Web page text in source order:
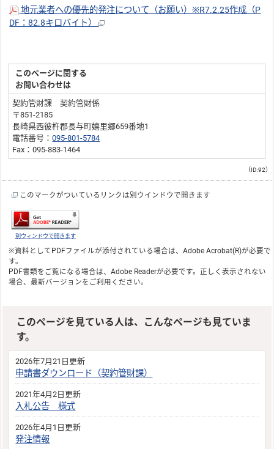
地元業者への優先的発注について（お願い）※R7.2.25作成（P
DF：82.8キロバイト）
このページに関する
お問い合わせは
契約管財課 契約管財係
〒851-2185
長崎県西彼杵郡長与町嬉里郷659番地1
電話番号：095-801-5784
Fax：095-883-1464
（ID:92）
このマークがついているリンクは別ウインドウで開きます
別ウィンドウで開きます
※資料としてPDFファイルが添付されている場合は、Adobe Acrobat(R)が必要で
す。
PDF書類をご覧になる場合は、Adobe Readerが必要です。正しく表示されない
場合、最新バージョンをご利用ください。
このページを見ている人は、こんなページも見ていま
す。
2026年7月21日更新
申請書ダウンロード（契約管財課）
2021年4月2日更新
入札公告 様式
2026年4月1日更新
発注情報